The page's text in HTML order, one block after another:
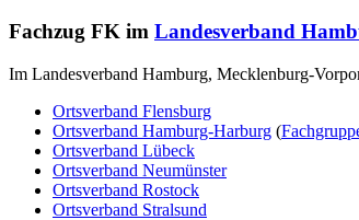
Fachzug FK im Landesverband
Im Landesverband Hamburg, Mecklenburg-
Ortsverband Flensburg
Ortsverband Hamburg-Harburg (
Ortsverband Lübeck
Ortsverband Neumünster
Ortsverband Rostock
Ortsverband Stralsund